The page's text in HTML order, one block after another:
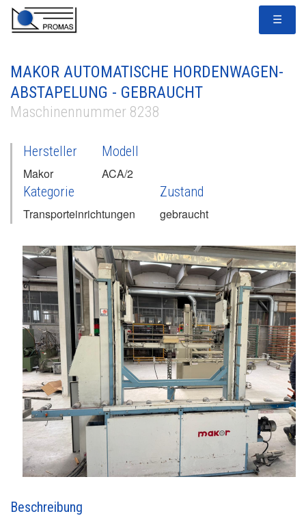
☰
MAKOR AUTOMATISCHE HORDENWAGEN-
ABSTAPELUNG - GEBRAUCHT
Maschinennummer 8238
Hersteller
Makor
Modell
ACA/2
Kategorie
Transporteinrichtungen
Zustand
gebraucht
Beschreibung